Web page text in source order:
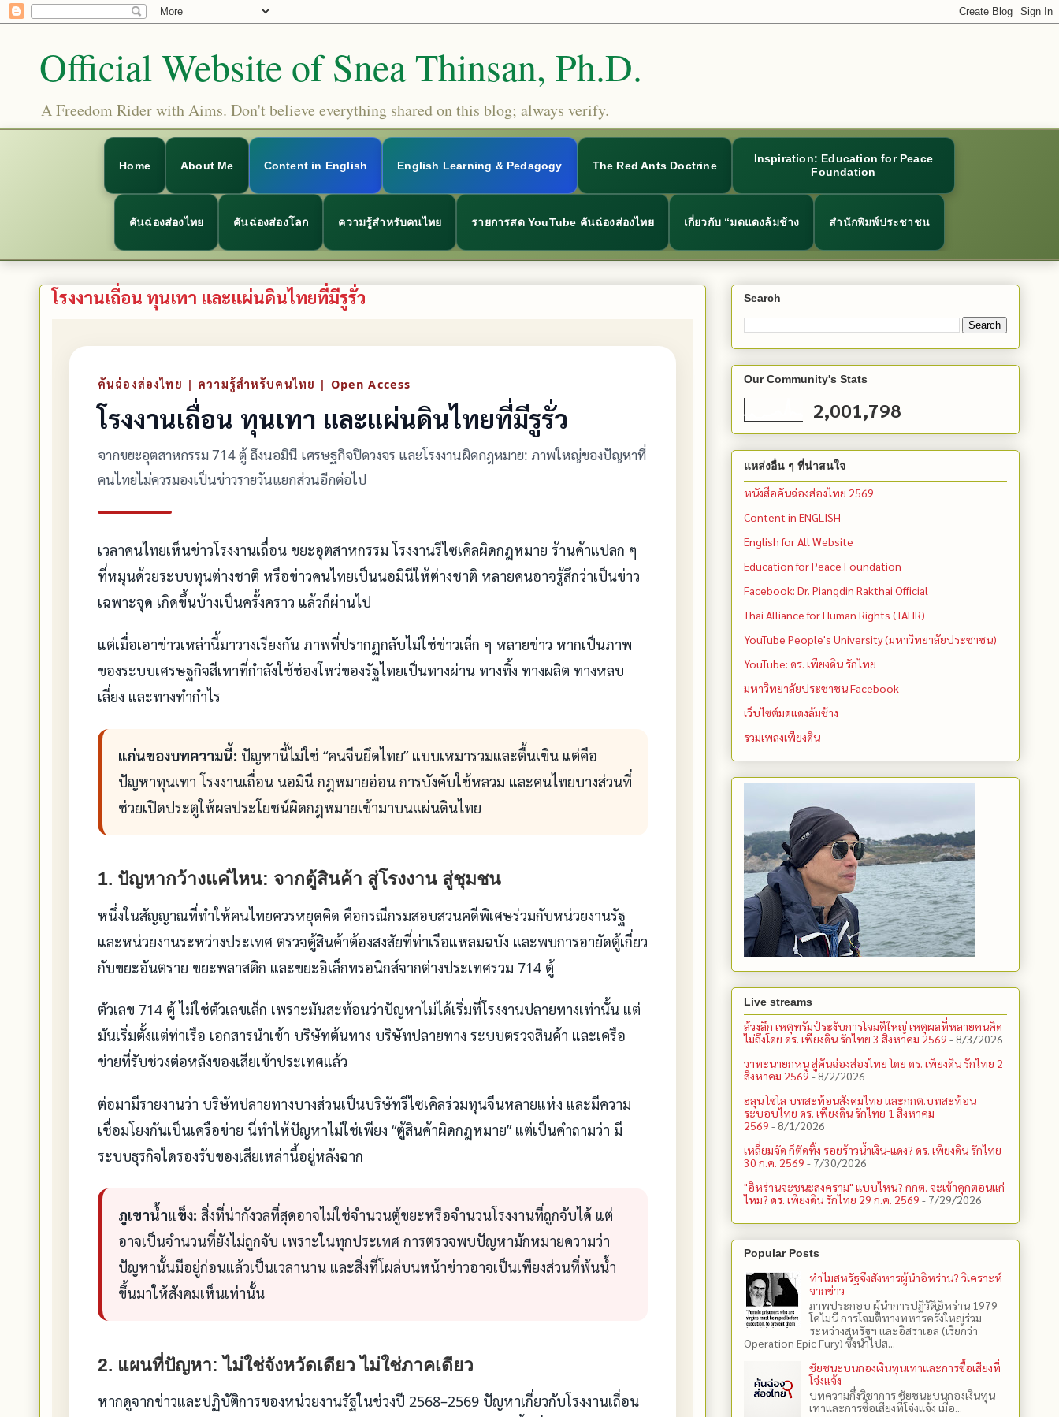
Official Website of Snea Thinsan, Ph.D.
A Freedom Rider with Aims. Don't believe everything shared on this blog; always verify.
Home About Me Content in English English Learning & Pedagogy The Red Ants Doctrine
Inspiration: Education for Peace
Foundation
คันฉ่องส่องไทย คันฉ่องส่องโลก ความรู้สำหรับคนไทย รายการสด YouTube คันฉ่องส่องไทย เกี่ยวกับ “มดแดงล้มช้าง สำนักพิมพ์ประชาชน
โรงงานเถื่อน ทุนเทา และแผ่นดินไทยที่มีรูรั่ว
คันฉ่องส่องไทย | ความรู้สำหรับคนไทย | Open Access
โรงงานเถื่อน ทุนเทา และแผ่นดินไทยที่มีรูรั่ว
จากขยะอุตสาหกรรม 714 ตู้ ถึงนอมินี เศรษฐกิจปิดวงจร และโรงงานผิดกฎหมาย: ภาพใหญ่ของปัญหาที่
คนไทยไม่ควรมองเป็นข่าวรายวันแยกส่วนอีกต่อไป
เวลาคนไทยเห็นข่าวโรงงานเถื่อน ขยะอุตสาหกรรม โรงงานรีไซเคิลผิดกฎหมาย ร้านค้าแปลก ๆ
ที่หมุนด้วยระบบทุนต่างชาติ หรือข่าวคนไทยเป็นนอมินีให้ต่างชาติ หลายคนอาจรู้สึกว่าเป็นข่าว
เฉพาะจุด เกิดขึ้นบ้างเป็นครั้งคราว แล้วก็ผ่านไป
แต่เมื่อเอาข่าวเหล่านี้มาวางเรียงกัน ภาพที่ปรากฏกลับไม่ใช่ข่าวเล็ก ๆ หลายข่าว หากเป็นภาพ
ของระบบเศรษฐกิจสีเทาที่กำลังใช้ช่องโหว่ของรัฐไทยเป็นทางผ่าน ทางทิ้ง ทางผลิต ทางหลบ
เลี่ยง และทางทำกำไร
แก่นของบทความนี้: ปัญหานี้ไม่ใช่ “คนจีนยึดไทย” แบบเหมารวมและตื้นเขิน แต่คือ
ปัญหาทุนเทา โรงงานเถื่อน นอมินี กฎหมายอ่อน การบังคับใช้หลวม และคนไทยบางส่วนที่
ช่วยเปิดประตูให้ผลประโยชน์ผิดกฎหมายเข้ามาบนแผ่นดินไทย
1. ปัญหากว้างแค่ไหน: จากตู้สินค้า สู่โรงงาน สู่ชุมชน
หนึ่งในสัญญาณที่ทำให้คนไทยควรหยุดคิด คือกรณีกรมสอบสวนคดีพิเศษร่วมกับหน่วยงานรัฐ
และหน่วยงานระหว่างประเทศ ตรวจตู้สินค้าต้องสงสัยที่ท่าเรือแหลมฉบัง และพบการอายัดตู้เกี่ยว
กับขยะอันตราย ขยะพลาสติก และขยะอิเล็กทรอนิกส์จากต่างประเทศรวม 714 ตู้
ตัวเลข 714 ตู้ ไม่ใช่ตัวเลขเล็ก เพราะมันสะท้อนว่าปัญหาไม่ได้เริ่มที่โรงงานปลายทางเท่านั้น แต่
มันเริ่มตั้งแต่ท่าเรือ เอกสารนำเข้า บริษัทต้นทาง บริษัทปลายทาง ระบบตรวจสินค้า และเครือ
ข่ายที่รับช่วงต่อหลังของเสียเข้าประเทศแล้ว
ต่อมามีรายงานว่า บริษัทปลายทางบางส่วนเป็นบริษัทรีไซเคิลร่วมทุนจีนหลายแห่ง และมีความ
เชื่อมโยงกันเป็นเครือข่าย นี่ทำให้ปัญหาไม่ใช่เพียง “ตู้สินค้าผิดกฎหมาย” แต่เป็นคำถามว่า มี
ระบบธุรกิจใดรองรับของเสียเหล่านี้อยู่หลังฉาก
ภูเขาน้ำแข็ง: สิ่งที่น่ากังวลที่สุดอาจไม่ใช่จำนวนตู้ขยะหรือจำนวนโรงงานที่ถูกจับได้ แต่
อาจเป็นจำนวนที่ยังไม่ถูกจับ เพราะในทุกประเทศ การตรวจพบปัญหามักหมายความว่า
ปัญหานั้นมีอยู่ก่อนแล้วเป็นเวลานาน และสิ่งที่โผล่บนหน้าข่าวอาจเป็นเพียงส่วนที่พ้นน้ำ
ขึ้นมาให้สังคมเห็นเท่านั้น
2. แผนที่ปัญหา: ไม่ใช่จังหวัดเดียว ไม่ใช่ภาคเดียว
หากดูจากข่าวและปฏิบัติการของหน่วยงานรัฐในช่วงปี 2568–2569 ปัญหาเกี่ยวกับโรงงานเถื่อน
Search
Our Community's Stats
2,001,798
แหล่งอื่น ๆ ที่น่าสนใจ
หนังสือคันฉ่องส่องไทย 2569
Content in ENGLISH
English for All Website
Education for Peace Foundation
Facebook: Dr. Piangdin Rakthai Official
Thai Alliance for Human Rights (TAHR)
YouTube People's University (มหาวิทยาลัยประชาชน)
YouTube: ดร. เพียงดิน รักไทย
มหาวิทยาลัยประชาชน Facebook
เว็บไซต์มดแดงล้มช้าง
รวมเพลงเพียงดิน
Live streams
ล้วงลึก เหตุทรัมป์ระงับการโจมตีใหญ่ เหตุผลที่หลายคนคิด
ไม่ถึงโดย ดร. เพียงดิน รักไทย 3 สิงหาคม 2569 - 8/3/2026
วาทะนายกหนู สู่คันฉ่องส่องไทย โดย ดร. เพียงดิน รักไทย 2
สิงหาคม 2569 - 8/2/2026
ฮลุน โซโล บทสะท้อนสังคมไทย และกกต.​บทสะท้อน
ระบอบไทย ดร. เพียงดิน รักไทย 1 สิงหาคม
2569 - 8/1/2026
เหลี่ยมจัด ก็ตัดทิ้ง รอยร้าวน้ำเงิน-แดง? ดร. เพียงดิน รักไทย
30 ก.ค. 2569 - 7/30/2026
"อิหร่านจะชนะสงคราม" แบบไหน? กกต. จะเข้าคุกตอนแก่
ไหม? ดร. เพียงดิน รักไทย 29 ก.ค. 2569 - 7/29/2026
Popular Posts
ทำไมสหรัฐจึงสังหารผู้นำอิหร่าน? วิเคราะห์
จากข่าว
ภาพประกอบ ผู้นำการปฏิวัติอิหร่าน 1979
โคไมนี การโจมตีทางทหารครั้งใหญ่ร่วม
ระหว่างสหรัฐฯ และอิสราเอล (เรียกว่า
Operation Epic Fury) ซึ่งนำไปส...
ชัยชนะบนกองเงินทุนเทาและการซื้อเสียงที่
โจ่งแจ้ง
บทความกึ่งวิชาการ ชัยชนะบนกองเงินทุน
เทาและการซื้อเสียงที่โจ่งแจ้ง เมื่อ...